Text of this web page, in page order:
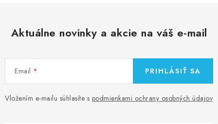
Aktuálne novinky a akcie na váš e-mail
Email
Vložením e-mailu súhlasíte s podmienkami ochrany osobných údajov
PRIHLÁSIŤ SA